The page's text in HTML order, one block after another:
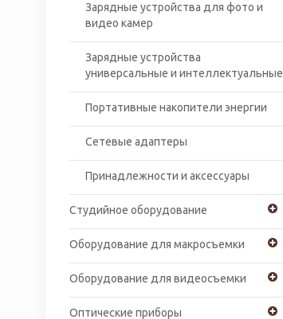
Зарядные устройства для фото и
видео камер
Зарядные устройства
универсальные и интеллектуальные
Портативные накопители энергии
Сетевые адаптеры
Принадлежности и аксессуары
Студийное оборудование
Оборудование для макросъемки
Оборудование для видеосъемки
Оптические приборы